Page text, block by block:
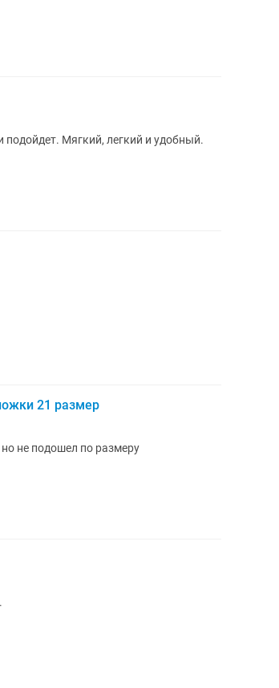
Мягкий, легкий и удобный.
21 размер
не подошел по размеру